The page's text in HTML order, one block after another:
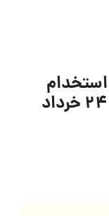
شرکت پخش اطلس بنیس | ۲۴ خرداد